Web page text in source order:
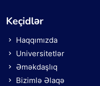
Keçidlər
Haqqımızda
Universitetlər
Əməkdaşlıq
Bizimlə Əlaqə